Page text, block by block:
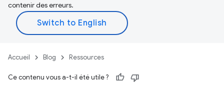
contenir des erreurs.
Accueil Blog Ressources
Ce contenu vous a-t-il été utile ?